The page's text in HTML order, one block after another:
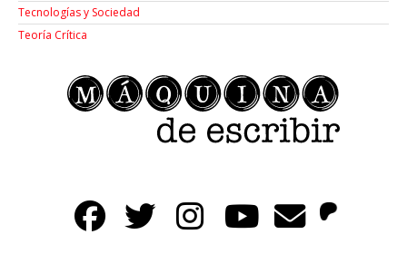
Tecnologías y Sociedad
Teoría Crítica